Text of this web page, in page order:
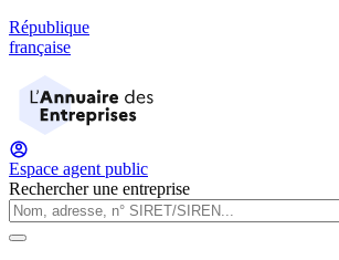
République
française
Espace agent public
Rechercher une entreprise